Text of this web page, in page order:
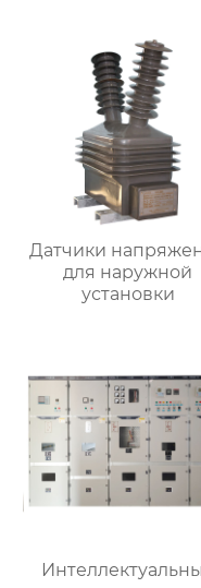
Датчики
для наружной
установки